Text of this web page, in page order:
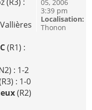
(R1) :
: 1-2
: 1-0
(R2)
05, 2006
3:39 pm
Localisation:
Thonon